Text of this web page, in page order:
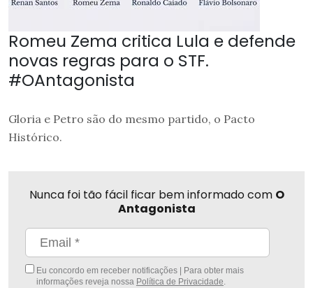
Romeu Zema critica Lula e defende
novas regras para o STF.
#OAntagonista
Gloria e Petro são do mesmo partido, o Pacto
Histórico.
Nunca foi tão fácil ficar bem informado com O
Antagonista
Eu concordo em receber notificações | Para obter mais
informações reveja nossa Política de Privacidade.